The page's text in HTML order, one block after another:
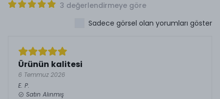
3 değerlendirmeye göre
Sadece görsel olan yorumları göster
Ürünün kalitesi
6 Temmuz 2026
E. P.
Satın Alınmış